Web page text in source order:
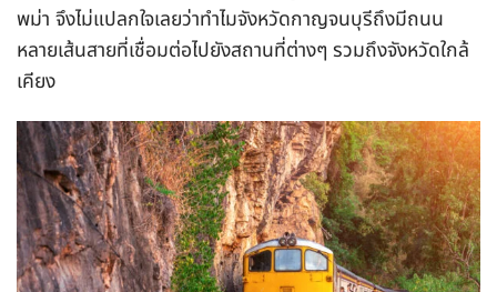
พม่า จึงไม่แปลกใจเลยว่าทำไมจังหวัดกาญจนบุรีถึงมีถนน
หลายเส้นสายที่เชื่อมต่อไปยังสถานที่ต่างๆ รวมถึงจังหวัดใกล้
เคียง